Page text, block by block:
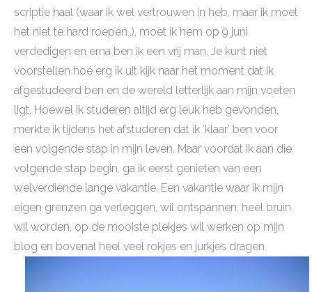
scriptie haal (waar ik wel vertrouwen in heb, maar ik moet
het niet te hard roepen..), moet ik hem op 9 juni
verdedigen en erna ben ik een vrij man. Je kunt niet
voorstellen hoé erg ik uit kijk naar het moment dat ik
afgestudeerd ben en de wereld letterlijk aan mijn voeten
ligt. Hoewel ik studeren altijd erg leuk heb gevonden,
merkte ik tijdens het afstuderen dat ik ‘klaar’ ben voor
een volgende stap in mijn leven. Maar voordat ik aan die
volgende stap begin, ga ik eerst genieten van een
welverdiende lange vakantie. Een vakantie waar ik mijn
eigen grenzen ga verleggen, wil ontspannen, heel bruin
wil worden, op de mooiste plekjes wil werken op mijn
blog en bovenal heel veel rokjes en jurkjes dragen.